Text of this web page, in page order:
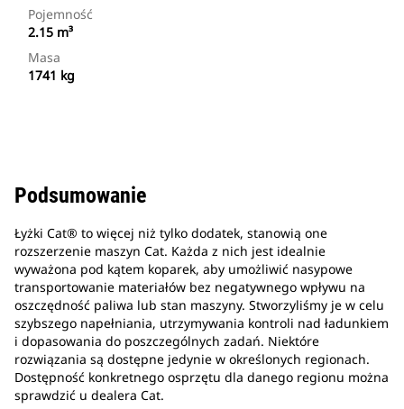
Pojemność
2.15 m³
Masa
1741 kg
Podsumowanie
Łyżki Cat® to więcej niż tylko dodatek, stanowią one
rozszerzenie maszyn Cat. Każda z nich jest idealnie
wyważona pod kątem koparek, aby umożliwić nasypowe
transportowanie materiałów bez negatywnego wpływu na
oszczędność paliwa lub stan maszyny. Stworzyliśmy je w celu
szybszego napełniania, utrzymywania kontroli nad ładunkiem
i dopasowania do poszczególnych zadań. Niektóre
rozwiązania są dostępne jedynie w określonych regionach.
Dostępność konkretnego osprzętu dla danego regionu można
sprawdzić u dealera Cat.